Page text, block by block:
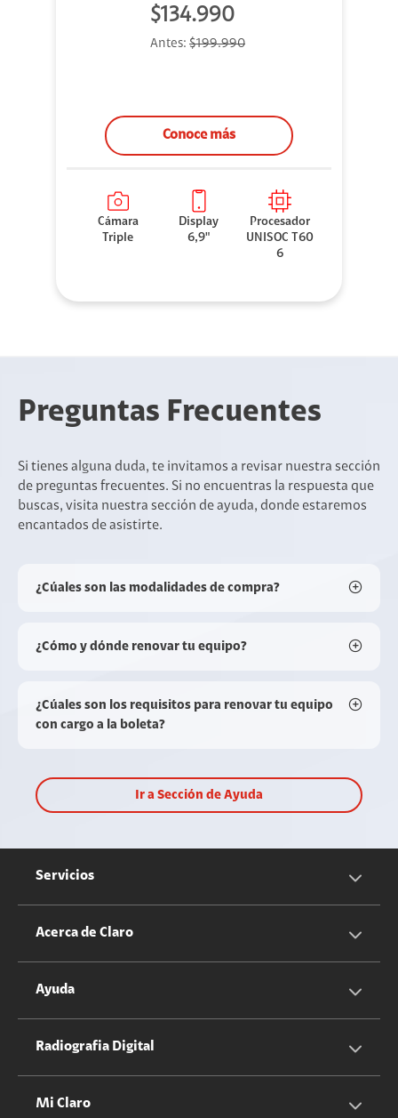
$134.990
Antes: $199.990
Conoce más
Cámara
Triple
Display
6,9"
Procesador
UNISOC T60
6
Preguntas Frecuentes
Si tienes alguna duda, te invitamos a revisar nuestra sección
de preguntas frecuentes. Si no encuentras la respuesta que
buscas, visita nuestra sección de ayuda, donde estaremos
encantados de asistirte.
¿Cúales son las modalidades de compra?
¿Cómo y dónde renovar tu equipo?
¿Cúales son los requisitos para renovar tu equipo
con cargo a la boleta?
Ir a Sección de Ayuda
Servicios
Servicios Móviles
Claro club
Acerca de Claro
Información Corporativa
Ayuda
Cotizador servicios móviles
Radiografia Digital
Mi Claro